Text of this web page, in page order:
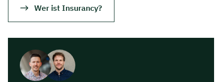
Wer ist Insurancy?